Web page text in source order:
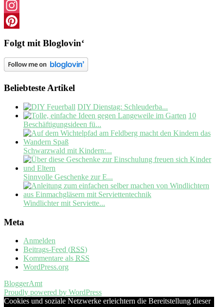
Facebook
Instagram
Folgt mit Bloglovin‘
Beliebteste Artikel
DIY Dienstag: Schleuderba...
10
Beschäftigungsideen fü...
Schwarzwald mit Kindern:...
Sinnvolle Geschenke zur E...
Windlichter mit Serviette...
Meta
Anmelden
Beitrags-Feed (RSS)
Kommentare als RSS
WordPress.org
BloggerAmt
Proudly powered by WordPress
Cookies und soziale Netzwerke erleichtern die Bereitstellung dieser